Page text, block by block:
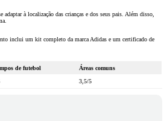
adaptar à localização das crianças e dos seus pais. Além disso,
inclui um kit completo da marca Adidas e um certificado de
de futebol
Áreas comuns
3,5/5